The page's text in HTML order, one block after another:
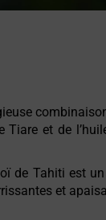
Tiare et de
de Tahiti est
et